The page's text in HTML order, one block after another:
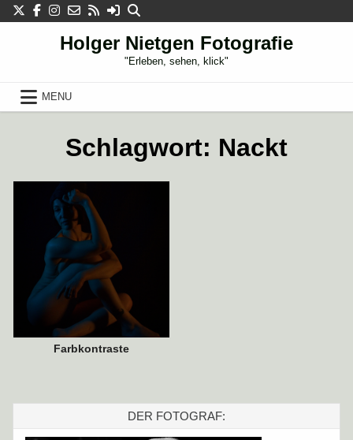
Skip
to
Holger Nietgen Fotografie
"Erleben, sehen, klick"
MENU
Schlagwort: Nackt
Farbkontraste
DER FOTOGRAF: